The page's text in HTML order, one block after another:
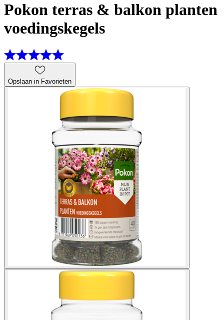
Pokon terras & balkon planten
voedingskegels
Opslaan in Favorieten